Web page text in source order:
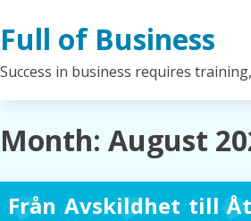
to
content
Full of Business
Success in business requires
Month: August
Från Avskildhet till